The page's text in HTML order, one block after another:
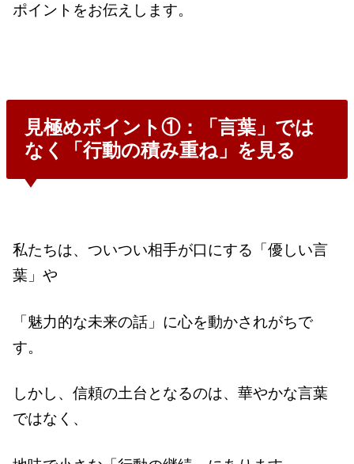
ポイントをお伝えします。
見極めポイント①：「言葉」では
なく「行動の積み重ね」を見る
私たちは、ついつい相手が口にする「優しい言
葉」や
「魅力的な未来の話」に心を動かされがちで
す。
しかし、信頼の土台となるのは、華やかな言葉
ではなく、